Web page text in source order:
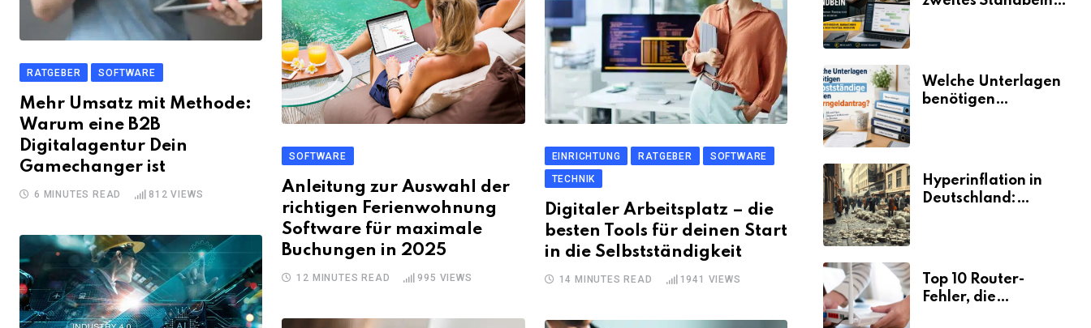
RATGEBER SOFTWARE
Mehr Umsatz mit Methode:
Warum eine B2B
Digitalagentur Dein
Gamechanger ist
6 MINUTES READ 812 VIEWS
SOFTWARE
Anleitung zur Auswahl der
richtigen Ferienwohnung
Software für maximale
Buchungen in 2025
12 MINUTES READ 995 VIEWS
EINRICHTUNG RATGEBER
SOFTWARE
TECHNIK
Digitaler Arbeitsplatz – die
besten Tools für deinen Start
in die Selbstständigkeit
14 MINUTES READ 1941 VIEWS
Umsätze machen
Welche Unterlagen
benötigen
Hyperinflation in
Deutschland:
Top 10 Router-
Fehler, die